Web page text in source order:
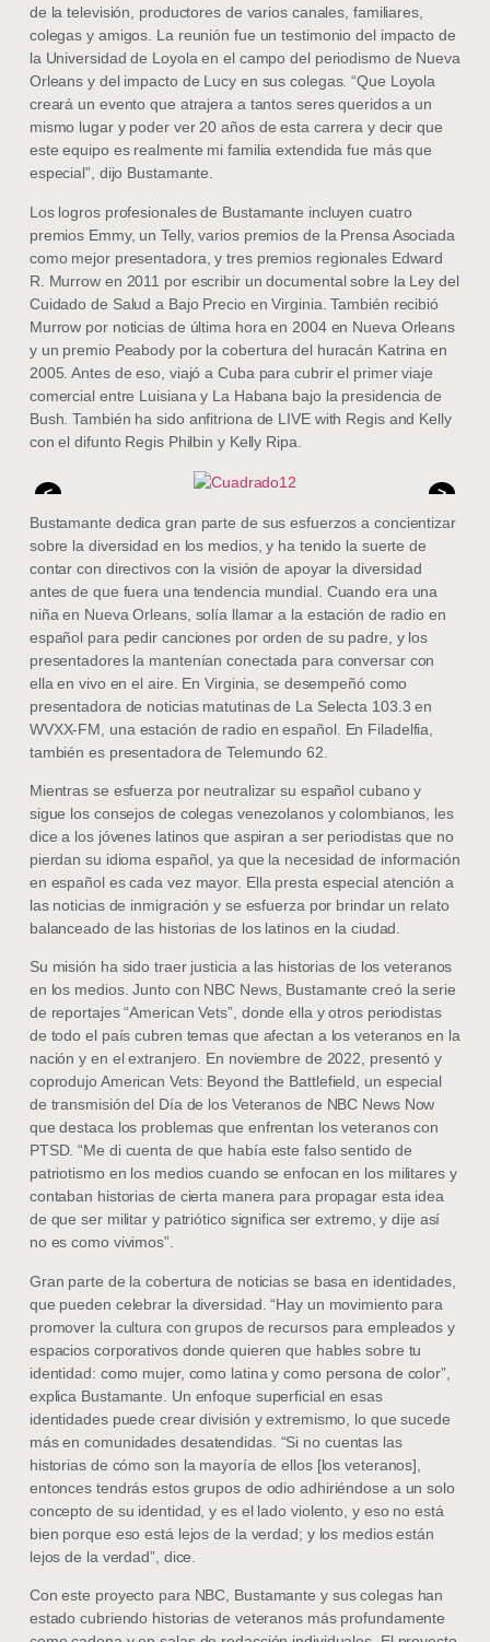
de la televisión, productores de varios canales, familiares,
colegas y amigos. La reunión fue un testimonio del impacto de
la Universidad de Loyola en el campo del periodismo de Nueva
Orleans y del impacto de Lucy en sus colegas. “Que Loyola
creará un evento que atrajera a tantos seres queridos a un
mismo lugar y poder ver 20 años de esta carrera y decir que
este equipo es realmente mi familia extendida fue más que
especial”, dijo Bustamante.
Los logros profesionales de Bustamante incluyen cuatro
premios Emmy, un Telly, varios premios de la Prensa Asociada
como mejor presentadora, y tres premios regionales Edward
R. Murrow en 2011 por escribir un documental sobre la Ley del
Cuidado de Salud a Bajo Precio en Virginia. También recibió
Murrow por noticias de última hora en 2004 en Nueva Orleans
y un premio Peabody por la cobertura del huracán Katrina en
2005. Antes de eso, viajó a Cuba para cubrir el primer viaje
comercial entre Luisiana y La Habana bajo la presidencia de
Bush. También ha sido anfitriona de LIVE with Regis and Kelly
con el difunto Regis Philbin y Kelly Ripa.
<
>
Bustamante dedica gran parte de sus esfuerzos a concientizar
sobre la diversidad en los medios, y ha tenido la suerte de
contar con directivos con la visión de apoyar la diversidad
antes de que fuera una tendencia mundial. Cuando era una
niña en Nueva Orleans, solía llamar a la estación de radio en
español para pedir canciones por orden de su padre, y los
presentadores la mantenían conectada para conversar con
ella en vivo en el aire. En Virginia, se desempeñó como
presentadora de noticias matutinas de La Selecta 103.3 en
WVXX-FM, una estación de radio en español. En Filadelfia,
también es presentadora de Telemundo 62.
Mientras se esfuerza por neutralizar su español cubano y
sigue los consejos de colegas venezolanos y colombianos, les
dice a los jóvenes latinos que aspiran a ser periodistas que no
pierdan su idioma español, ya que la necesidad de información
en español es cada vez mayor. Ella presta especial atención a
las noticias de inmigración y se esfuerza por brindar un relato
balanceado de las historias de los latinos en la ciudad.
Su misión ha sido traer justicia a las historias de los veteranos
en los medios. Junto con NBC News, Bustamante creó la serie
de reportajes “American Vets”, donde ella y otros periodistas
de todo el país cubren temas que afectan a los veteranos en la
nación y en el extranjero. En noviembre de 2022, presentó y
coprodujo American Vets: Beyond the Battlefield, un especial
de transmisión del Día de los Veteranos de NBC News Now
que destaca los problemas que enfrentan los veteranos con
PTSD. “Me di cuenta de que había este falso sentido de
patriotismo en los medios cuando se enfocan en los militares y
contaban historias de cierta manera para propagar esta idea
de que ser militar y patriótico significa ser extremo, y dije así
no es como vivimos”.
Gran parte de la cobertura de noticias se basa en identidades,
que pueden celebrar la diversidad. “Hay un movimiento para
promover la cultura con grupos de recursos para empleados y
espacios corporativos donde quieren que hables sobre tu
identidad: como mujer, como latina y como persona de color”,
explica Bustamante. Un enfoque superficial en esas
identidades puede crear división y extremismo, lo que sucede
más en comunidades desatendidas. “Si no cuentas las
historias de cómo son la mayoría de ellos [los veteranos],
entonces tendrás estos grupos de odio adhiriéndose a un solo
concepto de su identidad, y es el lado violento, y eso no está
bien porque eso está lejos de la verdad; y los medios están
lejos de la verdad”, dice.
Con este proyecto para NBC, Bustamante y sus colegas han
estado cubriendo historias de veteranos más profundamente